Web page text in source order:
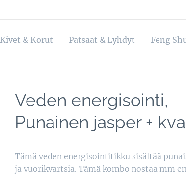
Kivet & Korut Patsaat & Lyhdyt Feng
Veden energisointi,
Punainen jasper +
Tämä veden energisointitikku sisältää
ja vuorikvartsia. Tämä kombo nostaa mm